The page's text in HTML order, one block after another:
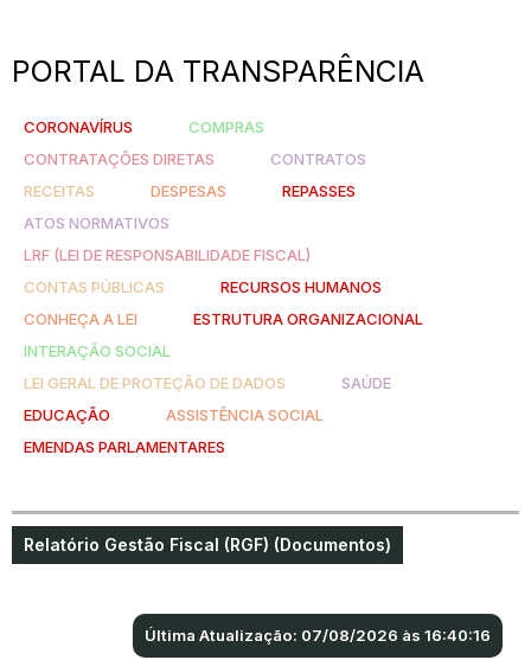
PORTAL DA TRANSPARÊNCIA
CORONAVÍRUS
COMPRAS
CONTRATAÇÕES DIRETAS
CONTRATOS
RECEITAS
DESPESAS
REPASSES
ATOS NORMATIVOS
LRF (LEI DE RESPONSABILIDADE FISCAL)
CONTAS PÚBLICAS
RECURSOS HUMANOS
CONHEÇA A LEI
ESTRUTURA ORGANIZACIONAL
INTERAÇÃO SOCIAL
LEI GERAL DE PROTEÇÃO DE DADOS
SAÚDE
EDUCAÇÃO
ASSISTÊNCIA SOCIAL
EMENDAS PARLAMENTARES
Relatório Gestão Fiscal (RGF) (Documentos)
Última Atualização: 07/08/2026 às 16:40:16